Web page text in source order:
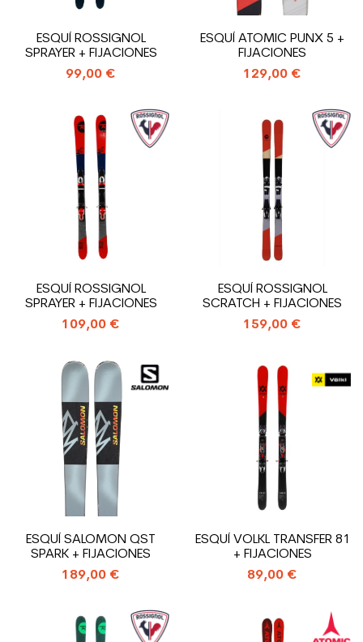
ESQUÍ ROSSIGNOL
SPRAYER + FIJACIONES
99,00 €
ESQUÍ ATOMIC PUNX 5 +
FIJACIONES
129,00 €
ESQUÍ ROSSIGNOL
SPRAYER + FIJACIONES
109,00 €
ESQUÍ ROSSIGNOL
SCRATCH + FIJACIONES
159,00 €
ESQUÍ SALOMON QST
SPARK + FIJACIONES
189,00 €
ESQUÍ VOLKL TRANSFER 81
+ FIJACIONES
89,00 €